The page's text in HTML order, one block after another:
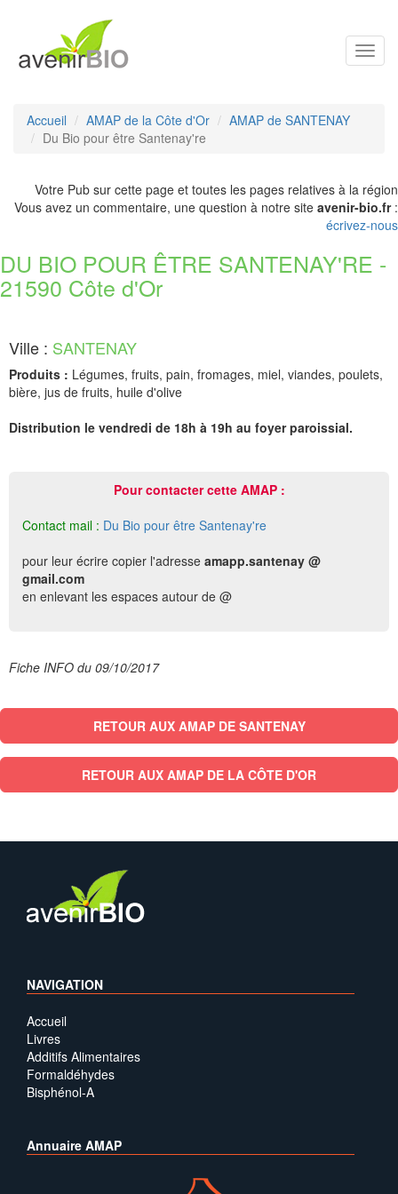
Accueil AMAP de la Côte d'Or
AMAP de SANTENAY
Du Bio pour être Santenay're
Votre Pub sur cette page et toutes les pages relatives à la région
Vous avez un commentaire, une question à notre site avenir-bio.fr:
écrivez-nous
DU BIO POUR ÊTRE SANTENAY'RE -
21590 Côte d'Or
Ville : SANTENAY
Produits : Légumes, fruits, pain, fromages, miel, viandes, poulets,
bière, jus de fruits, huile d'olive
Distribution le vendredi de 18h à 19h au foyer paroissial.
Pour contacter cette AMAP :
Contact mail : Du Bio pour être Santenay're
pour leur écrire copier l'adresse amapp.santenay @
gmail.com
en enlevant les espaces autour de @
Fiche INFO du 09/10/2017
RETOUR AUX AMAP DE SANTENAY
RETOUR AUX AMAP DE LA CÔTE D'OR
NAVIGATION
Accueil
Livres
Additifs Alimentaires
Formaldéhydes
Bisphénol-A
Annuaire AMAP